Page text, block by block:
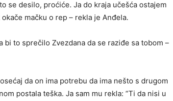
se desilo, proćiće. Ja do kraja učešća ostajem
mačku o rep – rekla je Anđela.
to sprečilo Zvezdana da se raziđe sa tobom –
da on ima potrebu da ima nešto s drugom
postala teška. Ja sam mu rekla: “Ti da nisi u